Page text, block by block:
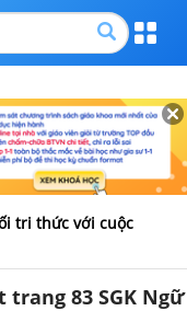
tri thức với cuộc
83 SGK Ngữ